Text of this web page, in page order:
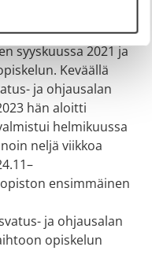
syyskuussa 2021 ja
Keväällä
ja ohjausalan
hän aloitti
helmikuussa
neljä viikkoa
ensimmäinen
ja ohjausalan
opiskelun